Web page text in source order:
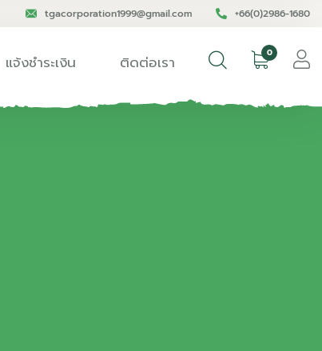
tgacorporation1999@gmail.com +66(0)2986-1680
แจ้งชำระเงิน ติดต่อเรา 0